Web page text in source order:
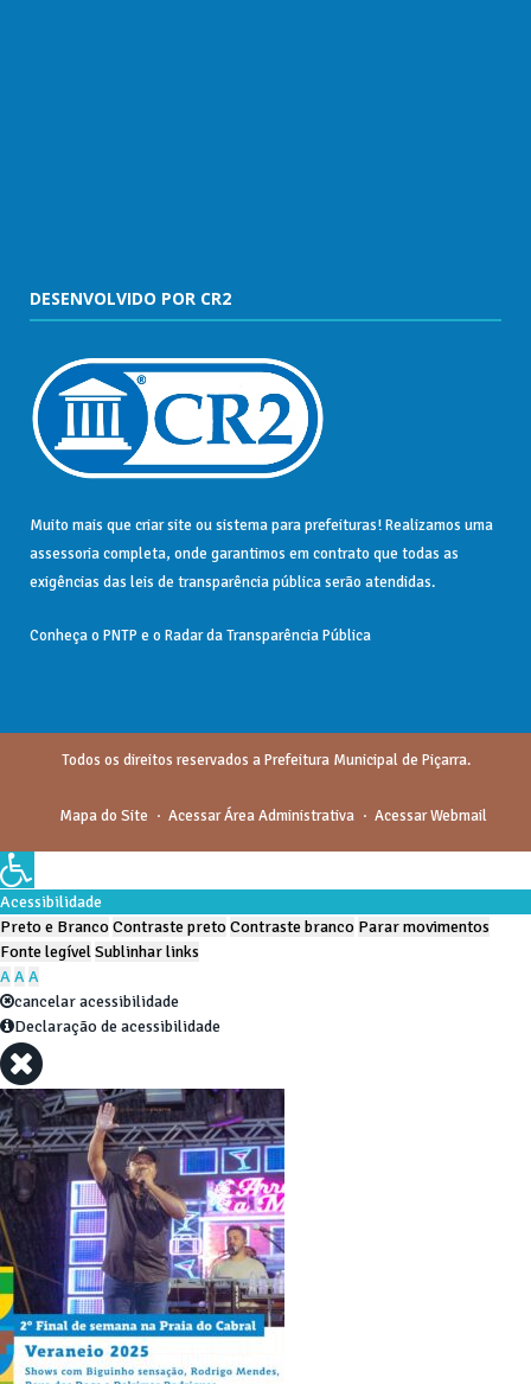
DESENVOLVIDO POR CR2
Muito mais que criar site ousistema para prefeituras! Realizamos uma
assessoriacompleta, onde garantimos em contrato que todas as
exigências das leis de transparência públicaserão atendidas.
Conheça o PNTP e o Radar da Transparência Pública
Todos os direitos reservados a Prefeitura Municipal de Piçarra.
Mapa do Site Acessar Área Administrativa Acessar Webmail
Acessibilidade
Preto e BrancoContraste pretoContraste branco Parar movimentos
Fonte legívelSublinhar links
AAA
cancelar acessibilidade
Declaração de acessibilidade